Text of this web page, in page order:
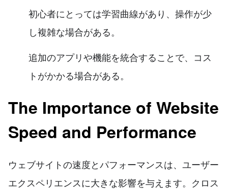
初心者にとっては学習曲線があり、操作が少
し複雑な場合がある。
追加のアプリや機能を統合することで、コス
トがかかる場合がある。
The Importance of Website
Speed and Performance
ウェブサイトの速度とパフォーマンスは、ユーザー
エクスペリエンスに大きな影響を与えます。クロス